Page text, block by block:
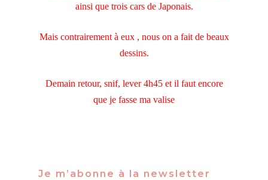
ainsi que trois cars de Japonais.
Mais contrairement à eux , nous on a fait de beaux
dessins.
Demain retour, snif, lever 4h45 et il faut encore
que je fasse ma valise
Je m’abonne à la newsletter